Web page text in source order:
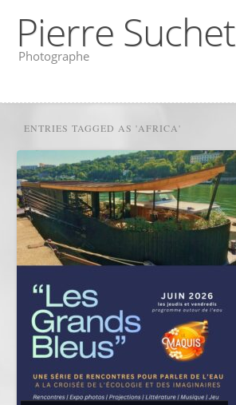
Pierre Suchet
Photographe
ENTRIES TAGGED AS 'AFRICA'